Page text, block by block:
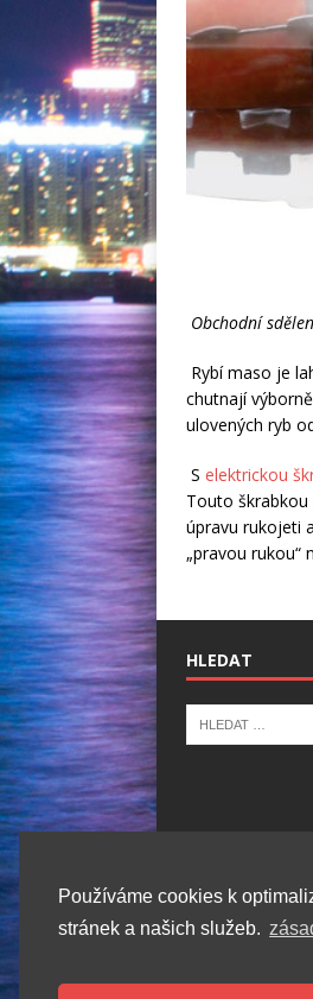
Obchodní
Rybí maso je
chutnají
ulovených ryb
S elektrickou
Touto
úpravu rukojeti
„pravou rukou“
HLEDAT
Používáme cookies k
stránek a našich služeb.